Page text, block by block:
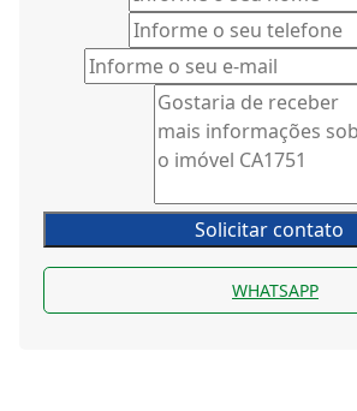
Solicitar contato
WHATSAPP